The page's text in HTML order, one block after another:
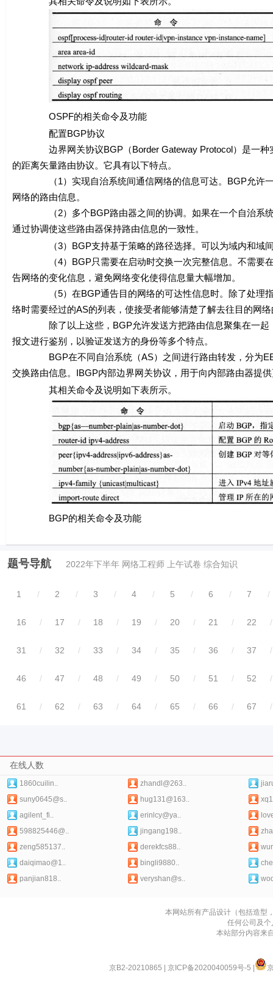
OSPF的相关命令及功能
配置BGP协议
边界网关协议BGP（Border Gateway Protocol）是一种实
的距离矢量路由协议。它具有以下特点。
（1）实现自治系统间通信网络的信息可达。BGP允许一
网络的路由信息。
（2）多个BGP路由器之间的协调。如果在一个自治系统
通过协调使这些路由器保持路由信息的一致性。
（3）BGP支持基于策略的路径选择。可以为域内和域间
（4）BGP只需要在启动时交换一次完整信息。不需要在
告网络的变化信息，避免网络变化使得信息量大幅增加。
（5）在BGP通告目的网络的可达性信息时。除了处理指
络时需要经过的AS的列表，使接受者能够清楚了解去往目的网
除了以上这些，BGP允许发送方把路由信息聚集在一起，
报文进行鉴别，以验证发送方的身份等多个特点。
BGP在不同自治系统（AS）之间进行路由转发，分为
交换路由信息。IBGP内部边界网关协议，用于向内部路由器提
其相关命令及说明如下表所示。
BGP的相关命令及功能
题号导航 2022年下半年 网络工程师 上午试卷 综合知识
1 / 2 / 3 / 4 / 5 / 6 / 7 /
16 / 17 / 18 / 19 / 20 / 21 / 22 /
31 / 32 / 33 / 34 / 35 / 36 / 37 /
46 / 47 / 48 / 49 / 50 / 51 / 52 /
61 / 62 / 63 / 64 / 65 / 66 / 67 /
在线人数
1860cuilin.. zhandl@263..
suny0645@s..
hug131@163..
agilent_fi..
erinlcy@ya..
598825446@..
jingang198..
zeng585137..
derekfcs88..
daiqimao@1..
bingli9880..
panjian818..
veryshan@s..
本网站所有产品设计（包括造型
任何公司及
本站部分内容来
京B2-20210865 京ICP备2020040059号-5